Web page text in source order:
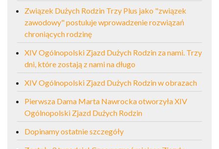
Związek Dużych Rodzin Trzy Plus jako "związek
zawodowy" postuluje wprowadzenie rozwiązań
chroniących rodzinę
XIV Ogólnopolski Zjazd Dużych Rodzin za nami. Trzy
dni, które zostają z nami na długo
XIV Ogólnopolski Zjazd Dużych Rodzin w obrazach
Pierwsza Dama Marta Nawrocka otworzyła XIV
Ogólnopolski Zjazd Dużych Rodzin
Dopinamy ostatnie szczegóły